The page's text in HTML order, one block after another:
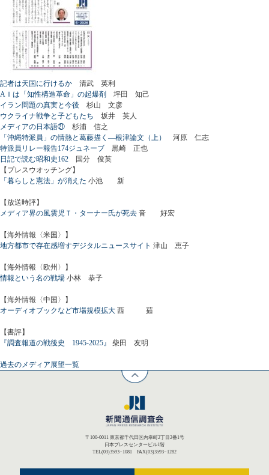
記者は天国に行けるか 清武 英利
AＩは「知性構造革命」の起爆剤 坪田 知己
イラン問題の真実と今後 杉山 文彦
ウクライナ戦争と子どもたち 坂井 英人
メディアの日本語㉑ 杉浦 信之
「沖縄特派員」の情熱と葛藤描く―根津論文（上）
河原 仁志
特派員リレー報告174ジュネーブ 黒崎 正也
日記で読む昭和史162 国分 俊英
【プレスウオッチング】
「暮らしと憲法」が消えた 小池 新
【放送時評】
メディア界の風雲児Ｔ・ターナー氏が死去 音 好宏
【海外情報〈米国〉】
地方都市で存在感増すデジタルニュースサイト 津山 恵子
【海外情報〈欧州〉】
情報という名の戦場 小林 恭子
【海外情報〈中国〉】
オーディオブックなど市場規模拡大 西 茹
【書評】
『調査報道の戦後史 1945-2025』
柴田 友明
過去のメディア展望一覧
〒100-0011 東京都千代田区内幸町2丁目2番1号
日本プレスセンタービル1階
TEL(03)3593−1081 FAX(03)3593−1282